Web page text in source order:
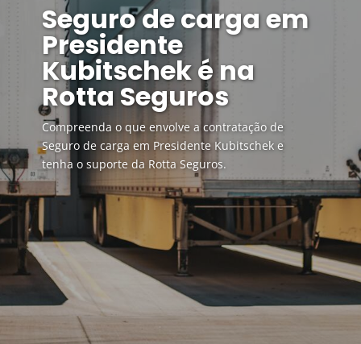
Seguro de carga em
Presidente
Kubitschek é na
Rotta Seguros
Compreenda o que envolve a contratação de
Seguro de carga em Presidente Kubitschek e
tenha o suporte da Rotta Seguros.